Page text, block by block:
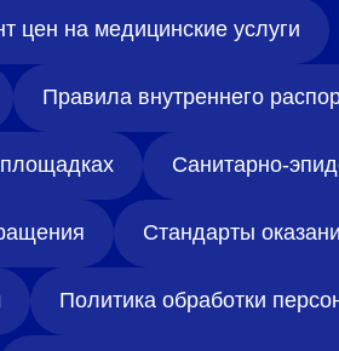
цен на медицинские услуги
Правила внутреннего
Санитарно-
Стандарты
Политика обработки